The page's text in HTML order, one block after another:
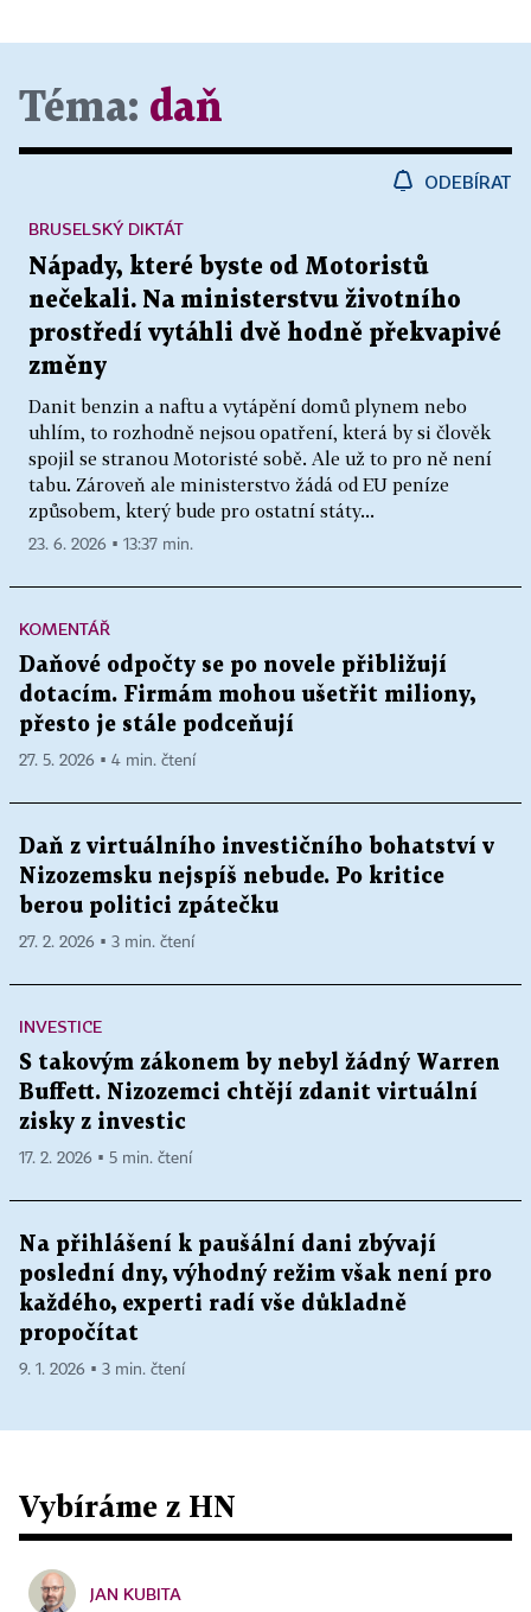
Téma: daň
ODEBÍRAT
Nápady, které byste od Motoristů
nečekali. Na ministerstvu životního
prostředí vytáhli dvě hodně překvapivé
změny
Danit benzin a naftu a vytápění domů plynem nebo
uhlím, to rozhodně nejsou opatření, která by si člověk
spojil se stranou Motoristé sobě. Ale už to pro ně není
tabu. Zároveň ale ministerstvo žádá od EU peníze
způsobem, který bude pro ostatní státy...
BRUSELSKÝ DIKTÁT
23. 6. 2026 ▪ 13:37 min.
KOMENTÁŘ
Daňové odpočty se po novele přibližují
dotacím. Firmám mohou ušetřit miliony,
přesto je stále podceňují
27. 5. 2026 ▪ 4 min. čtení
Daň z virtuálního investičního bohatství v
Nizozemsku nejspíš nebude. Po kritice
berou politici zpátečku
27. 2. 2026 ▪ 3 min. čtení
INVESTICE
S takovým zákonem by nebyl žádný Warren
Buffett. Nizozemci chtějí zdanit virtuální
zisky z investic
17. 2. 2026 ▪ 5 min. čtení
Na přihlášení k paušální dani zbývají
poslední dny, výhodný režim však není pro
každého, experti radí vše důkladně
propočítat
9. 1. 2026 ▪ 3 min. čtení
Vybíráme z HN
JAN KUBITA